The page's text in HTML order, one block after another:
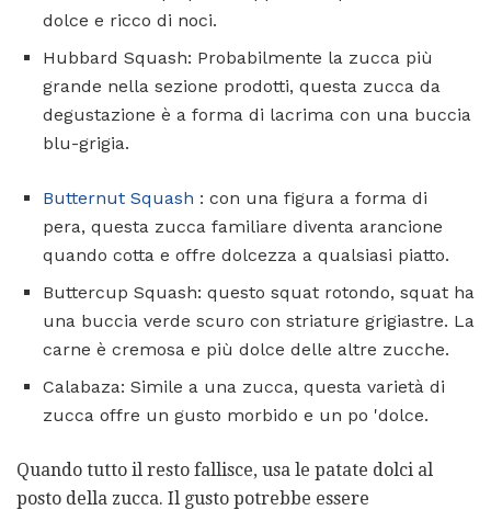
dolce e ricco di noci.
Hubbard Squash: Probabilmente la zucca più
grande nella sezione prodotti, questa zucca da
degustazione è a forma di lacrima con una buccia
blu-grigia.
Butternut Squash : con una figura a forma di
pera, questa zucca familiare diventa arancione
quando cotta e offre dolcezza a qualsiasi piatto.
Buttercup Squash: questo squat rotondo, squat ha
una buccia verde scuro con striature grigiastre. La
carne è cremosa e più dolce delle altre zucche.
Calabaza: Simile a una zucca, questa varietà di
zucca offre un gusto morbido e un po 'dolce.
Quando tutto il resto fallisce, usa le patate dolci al
posto della zucca. Il gusto potrebbe essere